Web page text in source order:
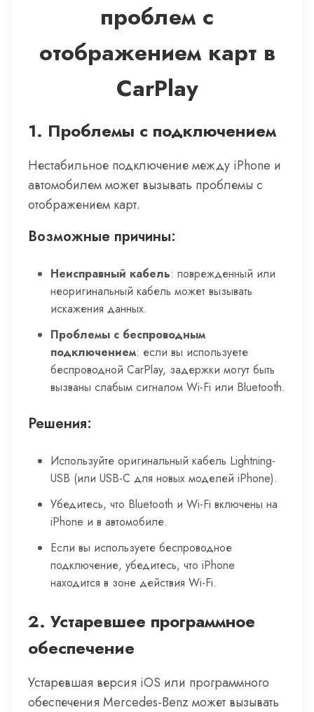
проблем с
отображением карт в
CarPlay
1. Проблемы с подключением
Нестабильное подключение между iPhone и
автомобилем может вызывать проблемы с
отображением карт.
Возможные причины:
Неисправный кабель: поврежденный или
неоригинальный кабель может вызывать
искажения данных.
Проблемы с беспроводным
подключением: если вы используете
беспроводной CarPlay, задержки могут быть
вызваны слабым сигналом Wi-Fi или Bluetooth.
Решения:
Используйте оригинальный кабель Lightning-
USB (или USB-C для новых моделей iPhone).
Убедитесь, что Bluetooth и Wi-Fi включены на
iPhone и в автомобиле.
Если вы используете беспроводное
подключение, убедитесь, что iPhone
находится в зоне действия Wi-Fi.
2. Устаревшее программное
обеспечение
Устаревшая версия iOS или программного
обеспечения Mercedes-Benz может вызывать